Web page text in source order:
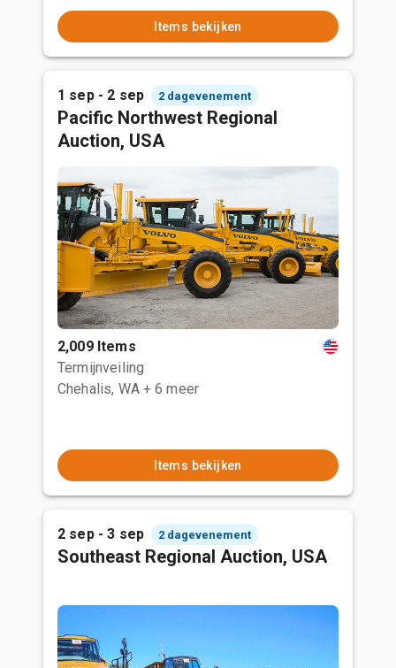
Items bekijken
1 sep - 2 sep 2 dagevenement
Pacific Northwest Regional
Auction, USA
2,009 Items
Termijnveiling
Chehalis, WA + 6 meer
Items bekijken
2 sep - 3 sep 2 dagevenement
Southeast Regional Auction, USA